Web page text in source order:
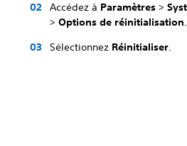
Accédez à Paramètres >
> Options de réinitialisation.
Sélectionnez Réinitialiser.